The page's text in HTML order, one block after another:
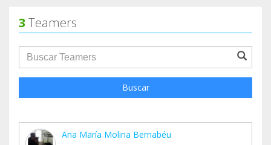
3 Teamers
groupProfile.searchForm.search.text???
Buscar
Ana María Molina Bernabéu